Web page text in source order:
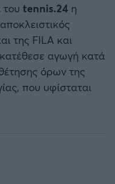
του tennis.24 η
της FILA και
αγωγή κατά
όρων της
που υφίσταται